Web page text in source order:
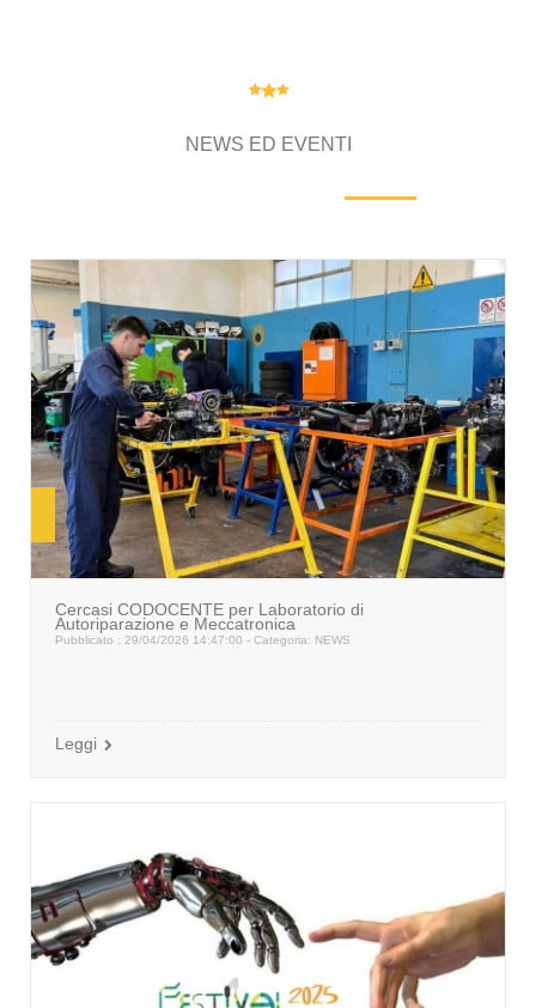
NEWS ED EVENTI
Cercasi CODOCENTE per Laboratorio di
Autoriparazione e Meccatronica
Pubblicato : 29/04/2026 14:47:00 - Categoria: NEWS
Leggi